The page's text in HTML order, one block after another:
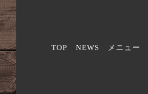
TOP NEWS メニュー